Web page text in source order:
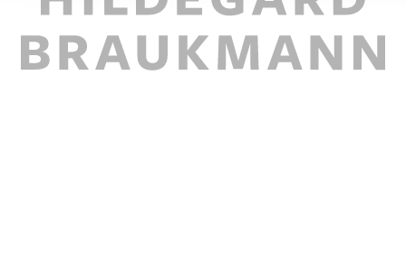
ihnen bereitgestellt haben oder die sie im Rahmen Ihrer
gesammelt haben. Die
Cookie-Einstellungen
können
Footer aufgerufen und angepasst werden.